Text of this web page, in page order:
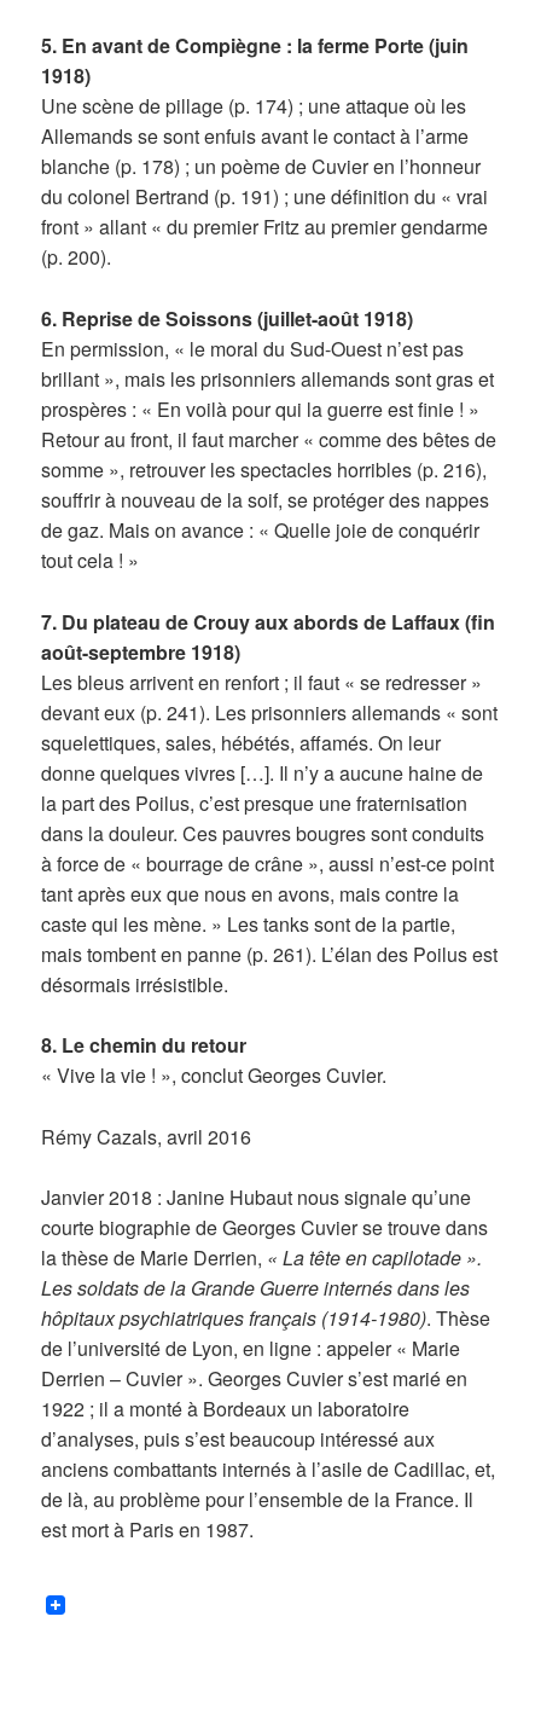
5. En avant de Compiègne : la ferme Porte (juin
1918)
Une scène de pillage (p. 174) ; une attaque où les
Allemands se sont enfuis avant le contact à l’arme
blanche (p. 178) ; un poème de Cuvier en l’honneur
du colonel Bertrand (p. 191) ; une définition du « vrai
front » allant « du premier Fritz au premier gendarme
(p. 200).
6. Reprise de Soissons (juillet-août 1918)
En permission, « le moral du Sud-Ouest n’est pas
brillant », mais les prisonniers allemands sont gras et
prospères : « En voilà pour qui la guerre est finie ! »
Retour au front, il faut marcher « comme des bêtes de
somme », retrouver les spectacles horribles (p. 216),
souffrir à nouveau de la soif, se protéger des nappes
de gaz. Mais on avance : « Quelle joie de conquérir
tout cela ! »
7. Du plateau de Crouy aux abords de Laffaux (fin
août-septembre 1918)
Les bleus arrivent en renfort ; il faut « se redresser »
devant eux (p. 241). Les prisonniers allemands « sont
squelettiques, sales, hébétés, affamés. On leur
donne quelques vivres […]. Il n’y a aucune haine de
la part des Poilus, c’est presque une fraternisation
dans la douleur. Ces pauvres bougres sont conduits
à force de « bourrage de crâne », aussi n’est-ce point
tant après eux que nous en avons, mais contre la
caste qui les mène. » Les tanks sont de la partie,
mais tombent en panne (p. 261). L’élan des Poilus est
désormais irrésistible.
8. Le chemin du retour
« Vive la vie ! », conclut Georges Cuvier.
Rémy Cazals, avril 2016
Janvier 2018 : Janine Hubaut nous signale qu’une
courte biographie de Georges Cuvier se trouve dans
la thèse de Marie Derrien, « La tête en capilotade ».
Les soldats de la Grande Guerre internés dans les
hôpitaux psychiatriques français (1914-1980). Thèse
de l’université de Lyon, en ligne : appeler « Marie
Derrien – Cuvier ». Georges Cuvier s’est marié en
1922 ; il a monté à Bordeaux un laboratoire
d’analyses, puis s’est beaucoup intéressé aux
anciens combattants internés à l’asile de Cadillac, et,
de là, au problème pour l’ensemble de la France. Il
est mort à Paris en 1987.